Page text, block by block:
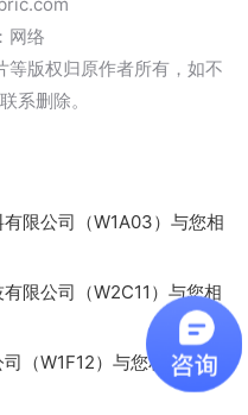
网络
等版权归原作者所有，如不
系删除。
限公司（W1A03）与您相
限公司（W2C11）与您相
（W1F12）与您相约6月